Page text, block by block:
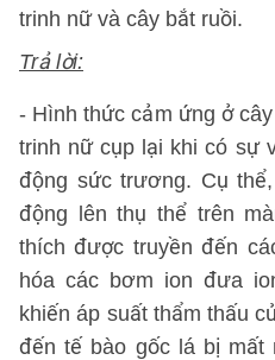
trinh nữ và cây bắt ruồi.
Trả lời:
- Hình thức cảm ứng ở
trinh nữ cụp lại khi có sự
động sức trương. Cụ
động lên thụ thể trên
thích được truyền đến
hóa các bơm ion đưa
khiến áp suất thẩm thấu
đến tế bào gốc lá bị mất